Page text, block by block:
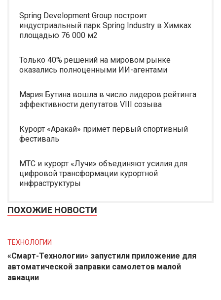
Spring Development Group построит
индустриальный парк Spring Industry в Химках
площадью 76 000 м2
Только 40% решений на мировом рынке
оказались полноценными ИИ-агентами
Мария Бутина вошла в число лидеров рейтинга
эффективности депутатов VIII созыва
Курорт «Аракай» примет первый спортивный
фестиваль
МТС и курорт «Лучи» объединяют усилия для
цифровой трансформации курортной
инфраструктуры
ПОХОЖИЕ НОВОСТИ
ТЕХНОЛОГИИ
«Смарт-Технологии» запустили приложение для
автоматической заправки самолетов малой
авиации